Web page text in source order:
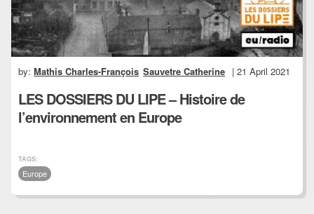
by:Mathis Charles-François Sauvetre Catherine | 21 April 2021
LES DOSSIERS DU LIPE – Histoire de
l’environnement en Europe
TAGS:
Europe